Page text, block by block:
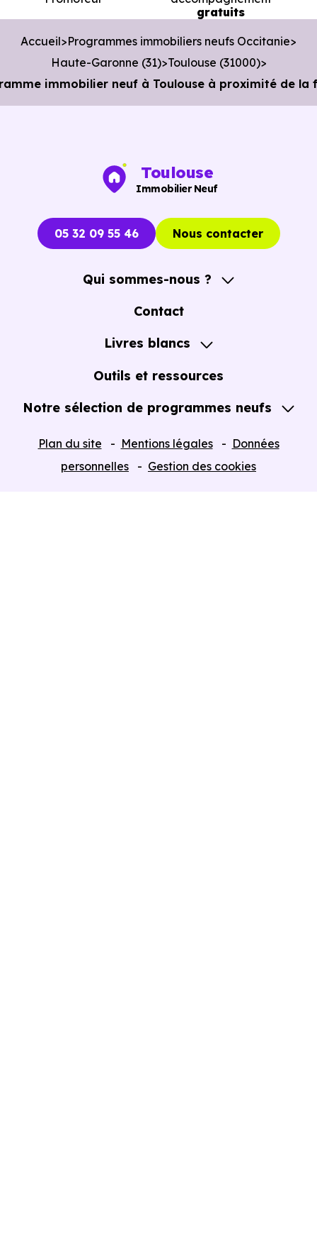
km, soit 5 min en voiture ou à 2.7 km, soit 32 min à
pied
Poste :Agence Postale St Martin du Touch
soit 3 min en voiture ou à 1.8 km, soit 21 min à pied.
Bibliothèque :Médiathèque municipale de
gratuits
Accueil Programmes immobiliers neufs Occitanie
Haute-Garonne (31) Toulouse (31000)
immobilier neuf à Toulouse à proximité de la
Toulouse
Immobilier Neuf
05 32 09 55 46 Nous contacter
Qui sommes-nous ?
A propos
Contact
Livres blancs
Guide de l'Achat immobilier neuf en VEFA
Outils et ressources
Notre sélection de programmes neufs
Plan du site Mentions légales
Données
personnelles
Gestion des cookies